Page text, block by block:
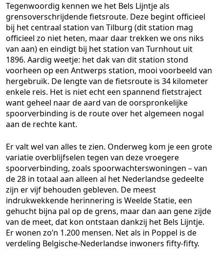
Tegenwoordig kennen we het Bels Lijntje als
grensoverschrijdende fietsroute. Deze begint officieel
bij het centraal station van Tilburg (dit station mag
officieel zo niet heten, maar daar trekken we ons niks
van aan) en eindigt bij het station van Turnhout uit
1896. Aardig weetje: het dak van dit station stond
voorheen op een Antwerps station, mooi voorbeeld van
hergebruik. De lengte van de fietsroute is 34 kilometer
enkele reis. Het is niet echt een spannend fietstraject
want geheel naar de aard van de oorspronkelijke
spoorverbinding is de route over het algemeen nogal
aan de rechte kant.
Er valt wel van alles te zien. Onderweg kom je een grote
variatie overblijfselen tegen van deze vroegere
spoorverbinding, zoals spoorwachterswoningen – van
de 28 in totaal aan alleen al het Nederlandse gedeelte
zijn er vijf behouden gebleven. De meest
indrukwekkende herinnering is Weelde Statie, een
gehucht bijna pal op de grens, maar dan aan gene zijde
van de meet, dat kon ontstaan dankzij het Bels Lijntje.
Er wonen zo’n 1.200 mensen. Net als in Poppel is de
verdeling Belgische-Nederlandse inwoners fifty-fifty.